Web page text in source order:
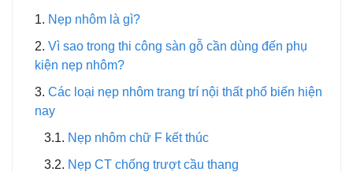
Nẹp nhôm là gì?
Vì sao trong thi công sàn gỗ cần dùng đến phụ
kiện nẹp nhôm?
Các loại nẹp nhôm trang trí nội thất phổ biến hiện
nay
Nẹp nhôm chữ F kết thúc
Nẹp CT chống trượt cầu thang